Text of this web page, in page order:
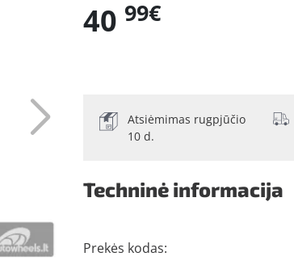
40 99€
Atsiėmimas rugpjūčio
10 d.
Techninė informacija
Prekės kodas: